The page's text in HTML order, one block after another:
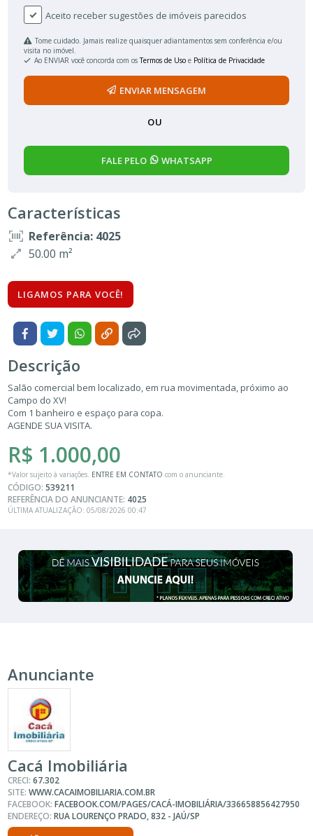
Aceito receber sugestões de imóveis parecidos
Tome cuidado. Jamais realize quaisquer adiantamentos sem conferência e/ou
visita no imóvel.
Ao ENVIAR você concorda com osTermos de Uso e Política de Privacidade
ENVIAR MENSAGEM
OU
FALE PELO WHATSAPP
Características
Referência: 4025
50.00 m²
LIGAMOS PARA VOCÊ!
Descrição
Salão comercial bem localizado, em rua movimentada, próximo ao
Campo do XV!
Com 1 banheiro e espaço para copa.
AGENDE SUA VISITA.
R$ 1.000,00
*Valor sujeito à variações. ENTRE EM CONTATO com o anunciante.
CÓDIGO:539211
REFERÊNCIA DO ANUNCIANTE: 4025
ÚLTIMA ATUALIZAÇÃO: 05/08/2026 00:47
Anunciante
Cacá Imobiliária
CRECI:67.302
SITE:WWW.CACAIMOBILIARIA.COM.BR
FACEBOOK:FACEBOOK.COM/PAGES/CACÁ-IMOBILIÁRIA/336658856427950
ENDEREÇO:RUA LOURENÇO PRADO, 832 - JAÚ/SP